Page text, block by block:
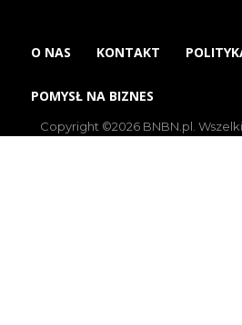
O NAS KONTAKT
POMYSŁ NA BIZNES
Copyright ©2026 BNBN.pl.